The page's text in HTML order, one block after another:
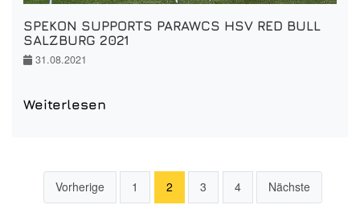
SPEKON SUPPORTS PARAWCS HSV RED BULL
SALZBURG 2021
31.08.2021
Weiterlesen
Vorherige 1 2 3 4 Nächste